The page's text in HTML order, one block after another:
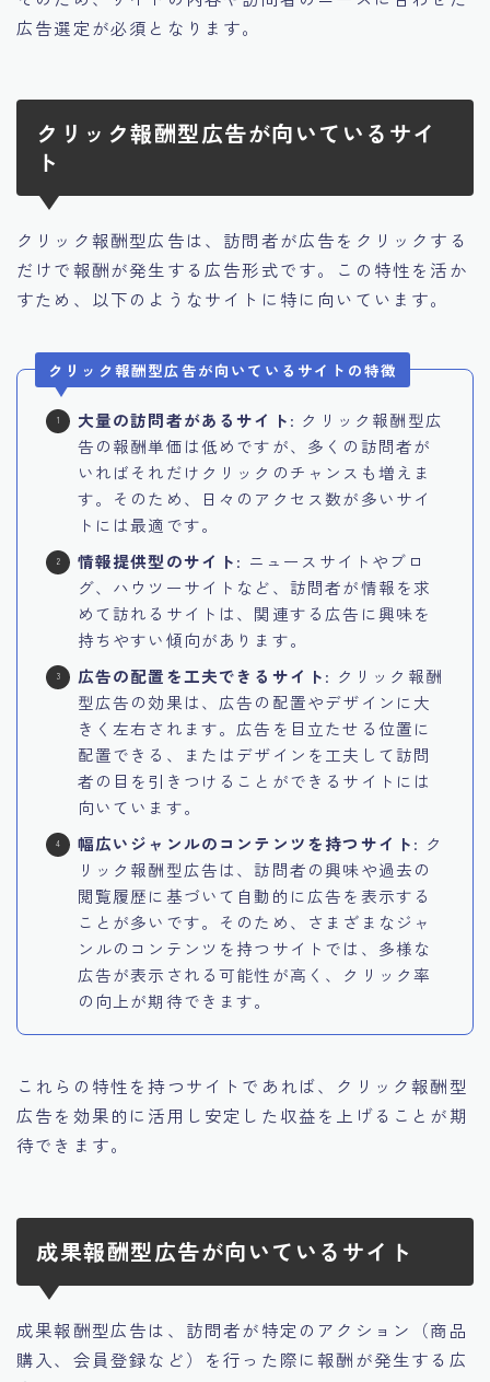
広告選定が必須となります。
クリック報酬型広告が向いているサイ
ト
クリック報酬型広告は、訪問者が広告をクリックする
だけで報酬が発生する広告形式です。この特性を活か
すため、以下のようなサイトに特に向いています。
クリック報酬型広告が向いているサイトの特徴
大量の訪問者があるサイト: クリック報酬型広
告の報酬単価は低めですが、多くの訪問者が
いればそれだけクリックのチャンスも増えま
す。そのため、日々のアクセス数が多いサイ
トには最適です。
情報提供型のサイト: ニュースサイトやブロ
グ、ハウツーサイトなど、訪問者が情報を求
めて訪れるサイトは、関連する広告に興味を
持ちやすい傾向があります。
広告の配置を工夫できるサイト: クリック報酬
型広告の効果は、広告の配置やデザインに大
きく左右されます。広告を目立たせる位置に
配置できる、またはデザインを工夫して訪問
者の目を引きつけることができるサイトには
向いています。
幅広いジャンルのコンテンツを持つサイト: ク
リック報酬型広告は、訪問者の興味や過去の
閲覧履歴に基づいて自動的に広告を表示する
ことが多いです。そのため、さまざまなジャ
ンルのコンテンツを持つサイトでは、多様な
広告が表示される可能性が高く、クリック率
の向上が期待できます。
これらの特性を持つサイトであれば、 クリック報酬型
広告を効果的に活用し安定した収益を上げることが期
待できます。
成果報酬型広告が向いているサイト
成果報酬型広告は、訪問者が特定のアクション（商品
購入、会員登録など）を行った際に報酬が発生する広